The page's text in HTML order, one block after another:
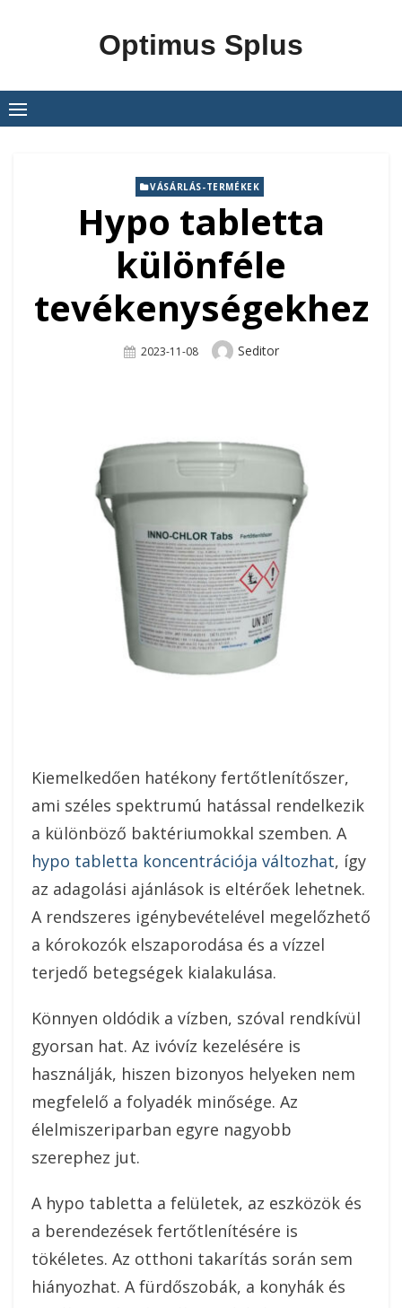
Optimus Splus
VÁSÁRLÁS-TERMÉKEK
Hypo tabletta
különféle
tevékenységekhez
Posted
2023-11-08 Author
Seditor
Kiemelkedően hatékony fertőtlenítőszer,
ami széles spektrumú hatással rendelkezik
a különböző baktériumokkal szemben. A
hypo tabletta koncentrációja változhat, így
az adagolási ajánlások is eltérőek lehetnek.
A rendszeres igénybevételével megelőzhető
a kórokozók elszaporodása és a vízzel
terjedő betegségek kialakulása.
Könnyen oldódik a vízben, szóval rendkívül
gyorsan hat. Az ivóvíz kezelésére is
használják, hiszen bizonyos helyeken nem
megfelelő a folyadék minősége. Az
élelmiszeriparban egyre nagyobb
szerephez jut.
A hypo tabletta a felületek, az eszközök és
a berendezések fertőtlenítésére is
tökéletes. Az otthoni takarítás során sem
hiányozhat. A fürdőszobák, a konyhák és